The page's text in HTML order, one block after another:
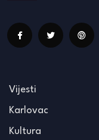
Vijesti
Karlovac
Kultura